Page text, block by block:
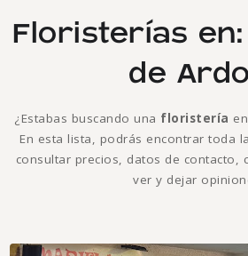
Floristerías
de
¿Estabas buscando una floristería en
En esta lista, podrás encontrar toda
consultar precios, datos de contacto,
ver y dejar